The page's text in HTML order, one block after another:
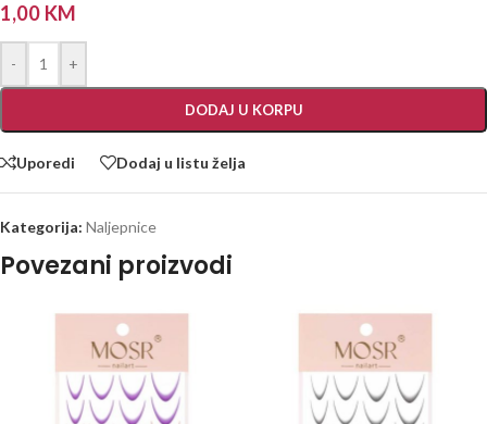
1,00 KM
- +
DODAJ U KORPU
Uporedi Dodaj u listu želja
Kategorija: Naljepnice
Povezani proizvodi